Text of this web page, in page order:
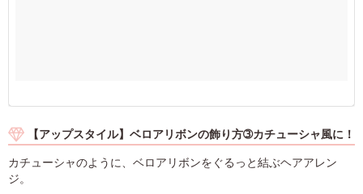
【アップスタイル】ベロアリボンの飾り方➂カチューシャ風に！
カチューシャのように、ベロアリボンをぐるっと結ぶヘアアレン
ジ。